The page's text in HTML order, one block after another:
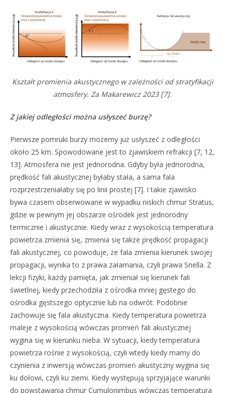
Kształt promienia akustycznego w zależności od stratyfikacji
atmosfery. Za Makarewicz 2023 [7].
Z jakiej odległości można usłyszeć burzę?
Pierwsze pomruki burzy możemy już usłyszeć z odległości
około 25 km. Spowodowane jest to zjawiskiem refrakcji [7, 12,
13]. Atmosfera nie jest jednorodna. Gdyby była jednorodna,
prędkość fali akustycznej byłaby stała, a sama fala
rozprzestrzeniałaby się po linii prostej [7]. I takie zjawisko
bywa czasem obserwowane w wypadku niskich chmur Stratus,
gdzie w pewnym jej obszarze ośrodek jest jednorodny
termicznie i akustycznie. Kiedy wraz z wysokością temperatura
powietrza zmienia się, zmienia się także prędkość propagacji
fali akustycznej, co powoduje, że fala zmienia kierunek swojej
propagacji, wynika to z prawa załamania, czyli prawa Snella. Z
lekcji fizyki, każdy pamięta, jak zmieniał się kierunek fali
świetlnej, kiedy przechodziła z ośrodka mniej gęstego do
ośrodka gęstszego optycznie lub na odwrót. Podobnie
zachowuje się fala akustyczna. Kiedy temperatura powietrza
maleje z wysokością wówczas promień fali akustycznej
wygina się w kierunku nieba. W sytuacji, kiedy temperatura
powietrza rośnie z wysokością, czyli wtedy kiedy mamy do
czynienia z inwersją wówczas promień akustyczny wygina się
ku dołowi, czyli ku ziemi. Kiedy występują sprzyjające warunki
do powstawania chmur Cumulonimbus wówczas temperatura